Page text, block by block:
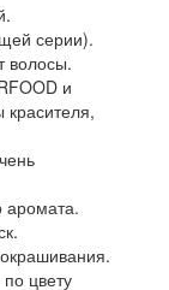
серии).
волосы.
и
аромата.
цвету